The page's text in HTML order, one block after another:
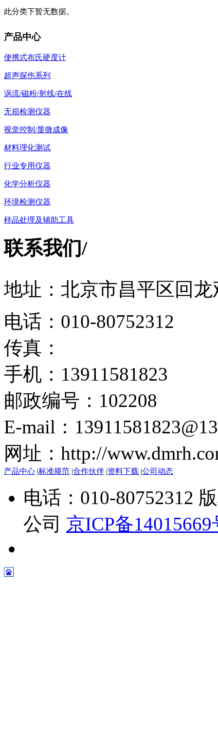
此分类下暂无数据。
产品中心
便携式布氏硬度计
超声探伤系列
涡流/磁粉/射线/在线
无损检测仪器
视觉控制/显微成像
材料理化测试
行业专用仪器
化学分析仪器
环境检测仪器
样品处理及辅助工具
联系我们/
地址：北京市昌平区回
电话：010-80752312
传真：
手机：13911581823
邮政编号：102208
E-mail：
网址：http://
产品中心 |标准规范 |合作伙伴 |资料下载 |公司动态
电话：010-80752312
公司 京ICP备14015669